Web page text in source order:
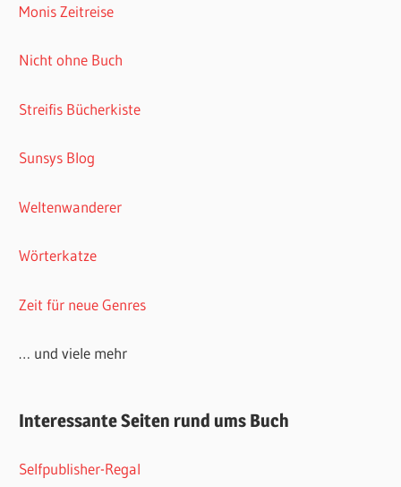
Monis Zeitreise
Nicht ohne Buch
Streifis Bücherkiste
Sunsys Blog
Weltenwanderer
Wörterkatze
Zeit für neue Genres
… und viele mehr
Interessante Seiten rund ums Buch
Selfpublisher-Regal